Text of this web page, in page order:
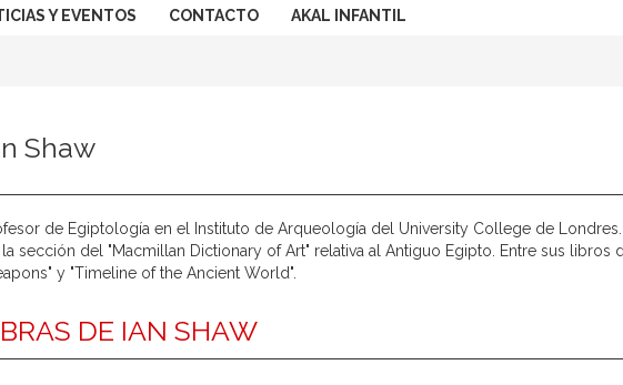
Y EVENTOS CONTACTO AKAL INFANTIL
Shaw
de Egiptología en el Instituto de Arqueología del University College de
sección del "Macmillan Dictionary of Art" relativa al Antiguo Egipto. Entre sus libros
y "Timeline of the Ancient World".
DE IAN SHAW